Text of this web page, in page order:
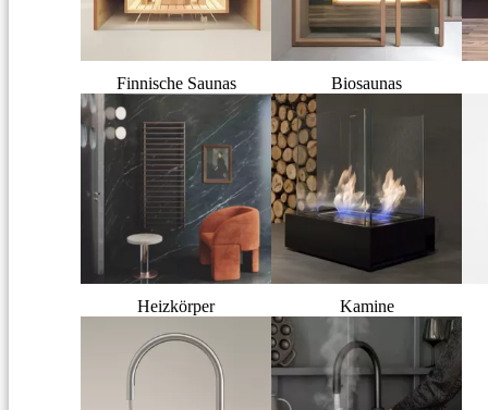
Finnische Saunas Biosaunas
Heizkörper Kamine